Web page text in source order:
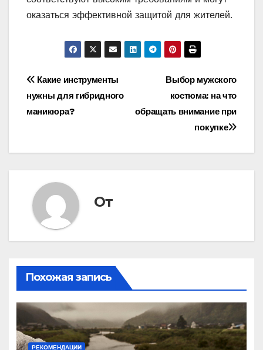
оказаться эффективной защитой для жителей.
Навигация
по
Выбор мужского
костюма: на что
обращать внимание при
покупке
Какие инструменты
нужны для гибридного
маникюра?
От
Похожая запись
РЕКОМЕНДАЦИИ